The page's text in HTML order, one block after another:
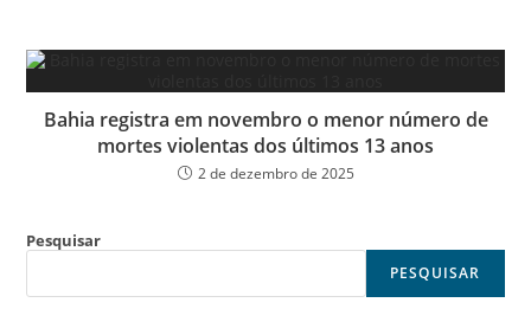
Bahia registra em novembro o menor número de
mortes violentas dos últimos 13 anos
2 de dezembro de 2025
Pesquisar
PESQUISAR